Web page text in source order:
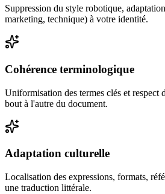
Suppression du style robotique,
marketing, technique) à votre identité.
Cohérence terminologique
Uniformisation des termes clés et respect
bout à l'autre du document.
Adaptation culturelle
Localisation des expressions, formats,
une traduction littérale.